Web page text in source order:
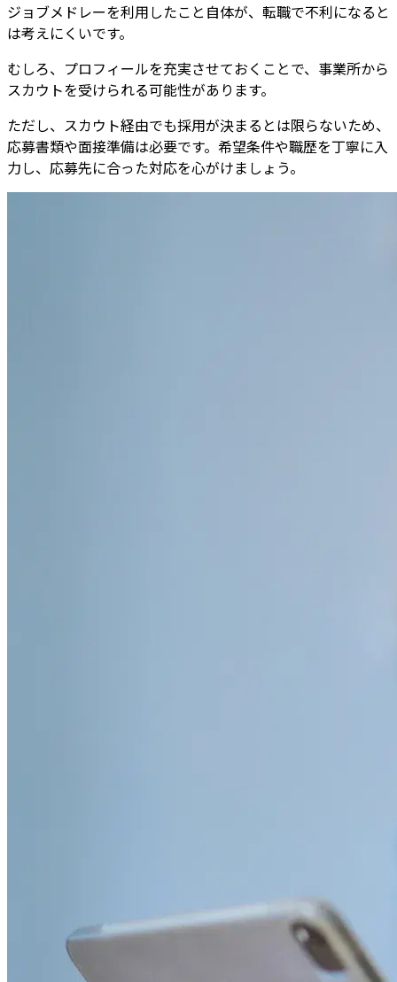
ジョブメドレーを利用したこと自体が、転職で不利になると
は考えにくいです。
むしろ、プロフィールを充実させておくことで、事業所から
スカウトを受けられる可能性があります。
ただし、スカウト経由でも採用が決まるとは限らないため、
応募書類や面接準備は必要です。希望条件や職歴を丁寧に入
力し、応募先に合った対応を心がけましょう。